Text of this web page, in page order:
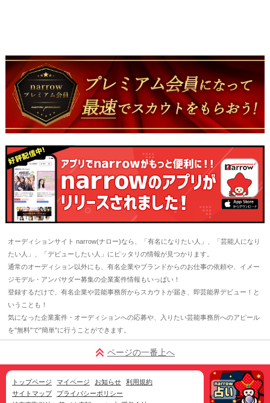
オーディションサイト narrow(ナロー)なら、「有名になりたい人」、「芸能人になり
たい人」、「デビューしたい人」にピッタリの情報が見つかります。
通常のオーディション以外にも、有名企業やブランドからのお仕事の依頼や、イメー
ジモデル・アンバサダー募集の企業案件情報もいっぱい！
登録するだけで、有名企業や芸能事務所からスカウトが届き、即芸能界デビュー！と
いうことも！
気になった企業案件・オーディションへの応募や、入りたい芸能事務所へのアピール
を"無料"で"簡単"に行うことができます。
ページの一番上へ
トップページ マイページ お知らせ
利用規約
サイトマップ
プライバシーポリシー